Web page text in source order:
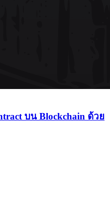
บน Blockchain ด้วย